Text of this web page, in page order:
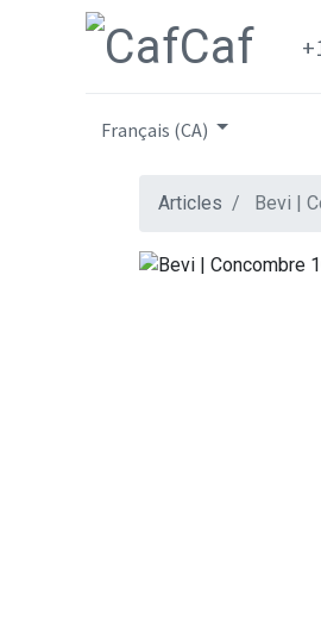
Français (CA)
Articles Bevi |